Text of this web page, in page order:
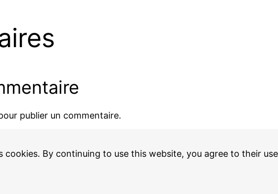
publier un commentaire.
cookies. By continuing to use this website, you agree to their